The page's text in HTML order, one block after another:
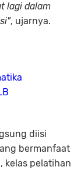
lagi dalam
, ujarnya.
diisi
bermanfaat
kelas pelatihan